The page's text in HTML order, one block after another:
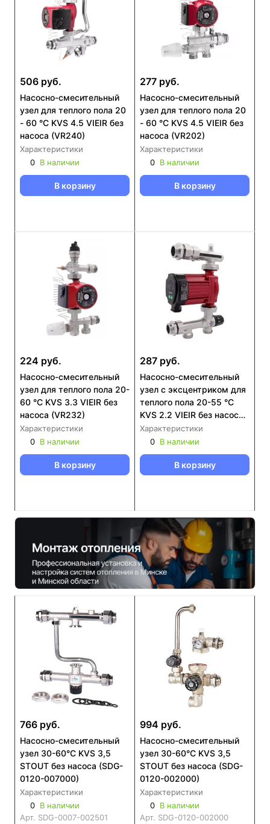
506 руб.
Насосно-смесительный
узел для теплого пола 20
- 60 °С KVS 4.5 VIEIR без
насоса (VR240)
Характеристики
0 В наличии
В корзину
277 руб.
Насосно-смесительный
узел для теплого пола 20
- 60 °С KVS 4.5 VIEIR без
насоса (VR202)
Характеристики
0 В наличии
В корзину
224 руб.
Насосно-смесительный
узел для теплого пола 20-
60 °С KVS 3.3 VIEIR без
насоса (VR232)
Характеристики
0 В наличии
В корзину
287 руб.
Насосно-смесительный
узел с эксцентриком для
теплого пола 20-55 °С
KVS 2.2 VIEIR без насоса
(VR253)
Характеристики
0 В наличии
В корзину
766 руб.
Насосно-смесительный
узел 30-60°C KVS 3,5
STOUT без насоса (SDG-
0120-007000)
Характеристики
0 В наличии
Арт. SDG-0007-002501
994 руб.
Насосно-смесительный
узел 30-60°С KVS 3,5
STOUT без насоса (SDG-
0120-002000)
Характеристики
0 В наличии
Арт. SDG-0120-002000